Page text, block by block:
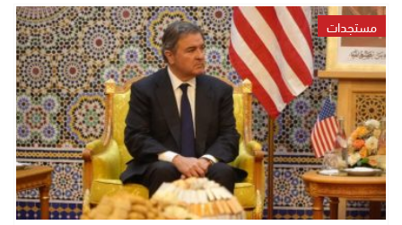
مستجدات